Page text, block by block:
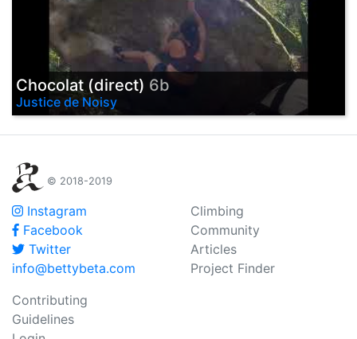
Chocolat (direct) 6b
Justice de Noisy
© 2018-2019
Instagram
Facebook
Twitter
info@bettybeta.com
Climbing
Community
Articles
Project Finder
Contributing
Guidelines